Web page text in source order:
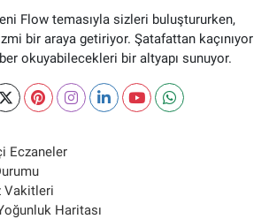
Flow temasıyla sizleri buluştururken,
bir araya getiriyor. Şatafattan kaçınıyor
okuyabilecekleri bir altyapı sunuyor.
Eczaneler
Vakitleri
Haritası